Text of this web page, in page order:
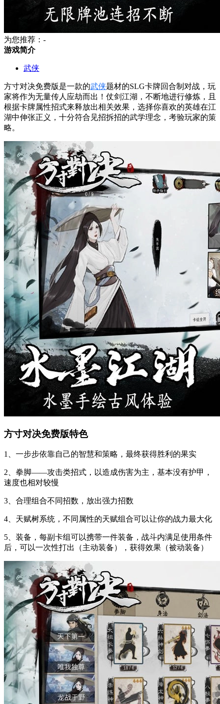
为您推荐：-
游戏简介
武侠
方寸对决免费版是一款的武侠题材的SLG卡牌回合制对战，玩
家将作为无量传人应劫而出！仗剑江湖，不断地进行修炼，且
根据卡牌属性招式来释放出相关效果，选择你喜欢的英雄在江
湖中伸张正义，十分符合见招拆招的武学理念，考验玩家的策
略。
方寸对决免费版特色
1、一步步依靠自己的智慧和策略，最终获得胜利的果实
2、拳脚——攻击类招式，以造成伤害为主，基本没有护甲，
速度也相对较慢
3、合理组合不同招数，放出强力招数
4、天赋树系统，不同属性的天赋组合可以让你的战力最大化
5、装备，每副卡组可以携带一件装备，战斗内满足使用条件
后，可以一次性打出（主动装备），获得效果（被动装备）